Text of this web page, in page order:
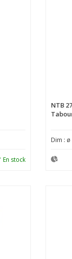
En stock
NTB
Dim :